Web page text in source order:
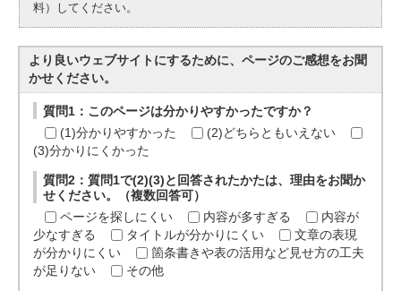
料）してください。
より良いウェブサイトにするために、ページのご感想をお聞
かせください。
質問1：このページは分かりやすかったですか？
(1)分かりやすかった
(2)どちらともいえない
(3)分かりにくかった
質問2：質問1で(2)(3)と回答されたかたは、理由をお聞か
せください。（複数回答可）
ページを探しにくい
内容が多すぎる
内容が
少なすぎる
タイトルが分かりにくい
文章の表現
が分かりにくい
箇条書きや表の活用など見せ方の工夫
が足りない
その他